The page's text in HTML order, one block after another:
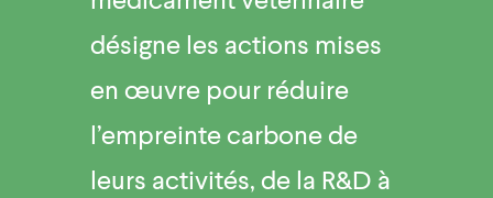
désigne les actions mises
en œuvre pour réduire
l’empreinte carbone de
leurs activités, de la R&D à